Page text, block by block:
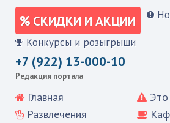
СКИДКИ И АКЦИИ
Конкурсы и розыгрыши
+7 (922) 13-000-10
Редакция портала
Главная
Это
Развлечения